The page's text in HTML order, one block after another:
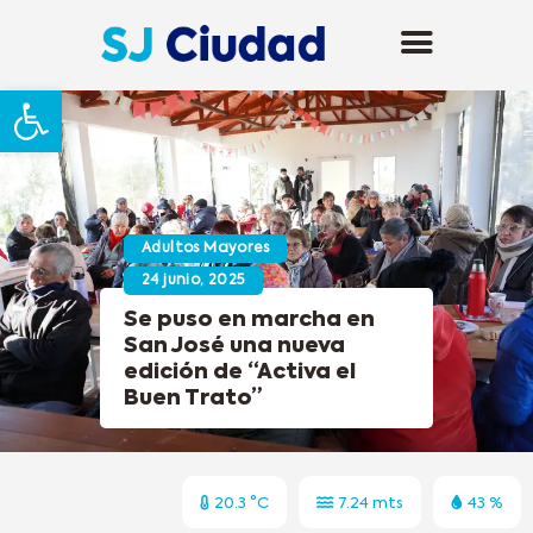
Abrir barra de herramientas
Adultos Mayores
24 junio, 2025
Se puso en marcha en
San José una nueva
edición de “Activa el
Buen Trato”
20.3 °C 7.24 mts 43 %